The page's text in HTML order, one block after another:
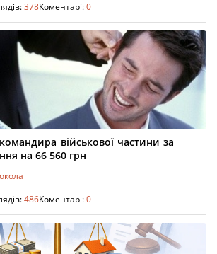
378Коментарі:0
військової частини за
на 66 560 грн
486Коментарі:0